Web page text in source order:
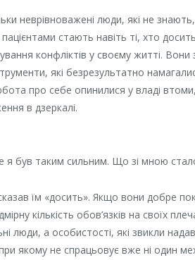
неврівноважені люди, які не
стають навіть ті, хто
конфліктів у своєму житті.
які безрезультатно
про себе опинилися у владі
в дзеркалі.
я був таким сильним. Що зі мною
їм «досить». Якщо вони добре
кількість обов’язків на своїх
люди, а особистості, які звикли
якому не спрацьовує вже ні один